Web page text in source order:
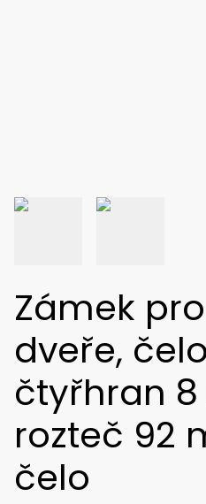
Zámek
dveře,
čtyřhran
rozteč 92
čelo